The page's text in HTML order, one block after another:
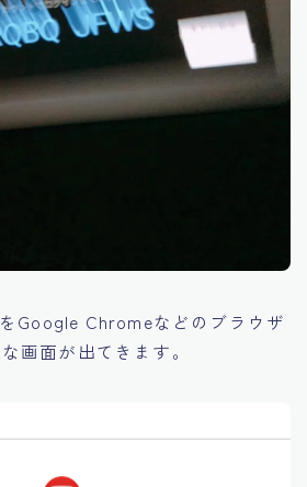
Google Chromeなどのブラウザ
画面が出てきます。